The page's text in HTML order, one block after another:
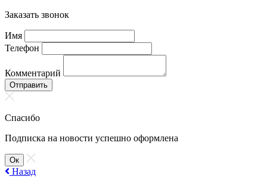
Заказать звонок
Имя
Телефон
Комментарий
Отправить
Спасибо
Подписка на новости успешно оформлена
Ок
Назад